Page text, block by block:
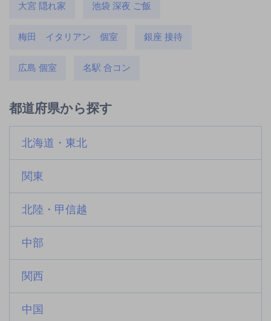
大宮 隠れ家 池袋 深夜 ご飯
梅田 イタリアン 個室 銀座 接待
広島 個室 名駅 合コン
都道府県から探す
北海道・東北
関東
北陸・甲信越
中部
関西
中国